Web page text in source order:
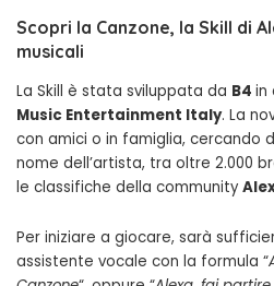
Scopri la Canzone, la Skill di
musicali
La Skill è stata sviluppata da B4 in
Music Entertainment Italy. La
con amici o in famiglia, cercando
nome dell’artista, tra oltre 2.000
le classifiche della community
Per iniziare a giocare, sarà
assistente vocale con la formula “